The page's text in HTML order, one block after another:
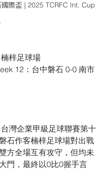
際盃 | 2025 TCRFC Int. Cup
楠梓足球場
12 ： 台中磐石 0-0 南市
灣企業甲級足球聯賽第十
石作客楠梓足球場對出戰
方全場互有攻守，但均未
門，最終以0比0握手言